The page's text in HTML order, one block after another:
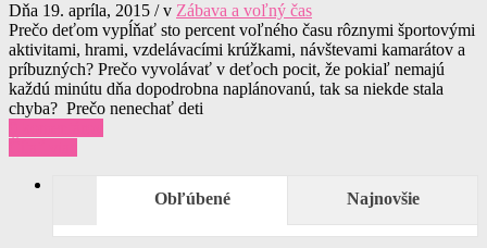
Dňa 19. apríla, 2015 / v Zábava a voľný čas
Prečo deťom vypĺňať sto percent voľného času rôznymi športovými
aktivitami, hrami, vzdelávacími krúžkami, návštevami kamarátov a
príbuzných? Prečo vyvolávať v deťoch pocit, že pokiaľ nemajú
každú minútu dňa dopodrobna naplánovanú, tak sa niekde stala
chyba? Prečo nenechať deti
Obľúbené Najnovšie